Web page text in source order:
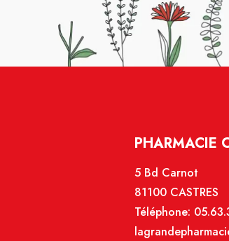
PHARMACIE
5 Bd Carnot
81100 CASTRES
Téléphone: